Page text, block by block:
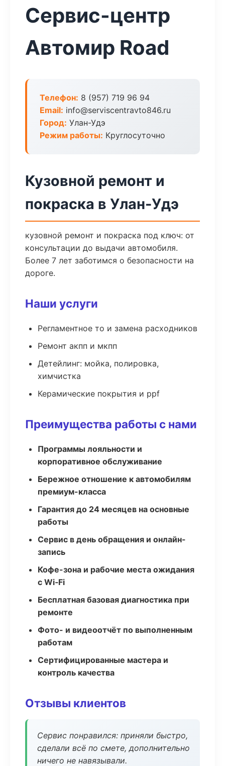
Сервис-центр
Автомир Road
Телефон: 8 (957) 719 96 94
Email: info@serviscentravto846.ru
Город: Улан-Удэ
Режим работы: Круглосуточно
Кузовной ремонт и
покраска в Улан-Удэ
кузовной ремонт и покраска под ключ: от
консультации до выдачи автомобиля.
Более 7 лет заботимся о безопасности на
дороге.
Наши услуги
Регламентное то и замена расходников
Ремонт акпп и мкпп
Детейлинг: мойка, полировка,
химчистка
Керамические покрытия и ppf
Преимущества работы с нами
Программы лояльности и
корпоративное обслуживание
Бережное отношение к автомобилям
премиум-класса
Гарантия до 24 месяцев на основные
работы
Сервис в день обращения и онлайн-
запись
Кофе-зона и рабочие места ожидания
с Wi‑Fi
Бесплатная базовая диагностика при
ремонте
Фото- и видеоотчёт по выполненным
работам
Сертифицированные мастера и
контроль качества
Отзывы клиентов
Сервис понравился: приняли быстро,
сделали всё по смете, дополнительно
ничего не навязывали.